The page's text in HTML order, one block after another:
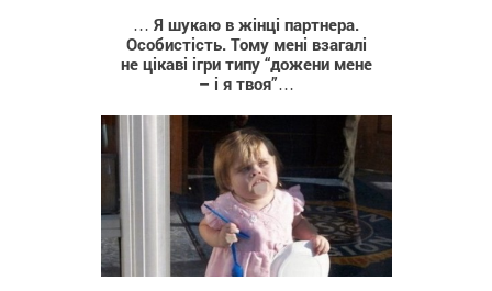
… Я шукаю в жінці партнера.
Особистість. Тому мені взагалі
не цікаві ігри типу “дожени мене
– і я твоя”…
1 292